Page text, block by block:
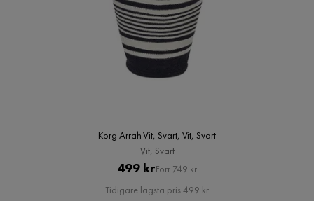
Korg Arrah Vit, Svart, Vit, Svart
Vit, Svart
Pris
499 krOriginal
Pris
Förr 749 kr
Tidigare lägsta pris 499 kr